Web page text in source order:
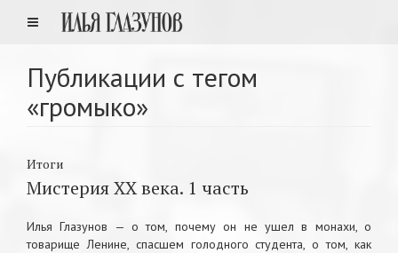
Публикации с тегом
«громыко»
Итоги
Мистерия XX века. 1 часть
Илья Глазунов — о том, почему он не ушел в монахи, о
товарище Ленине, спасшем голодного студента, о том, как